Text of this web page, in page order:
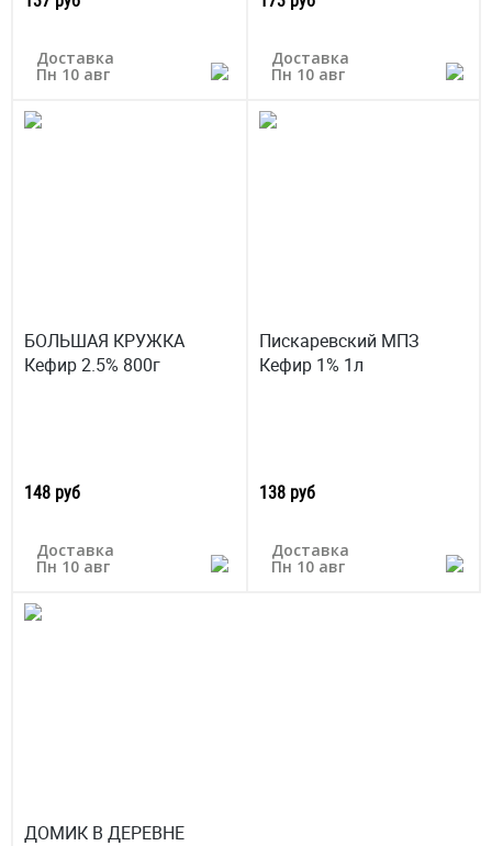
Доставка
Пн 10 авг
Доставка
Пн 10 авг
БОЛЬШАЯ КРУЖКА
Кефир 2.5% 800г
148 руб
Доставка
Пн 10 авг
Пискаревский МПЗ
Кефир 1% 1л
138 руб
Доставка
Пн 10 авг
ДОМИК В ДЕРЕВНЕ